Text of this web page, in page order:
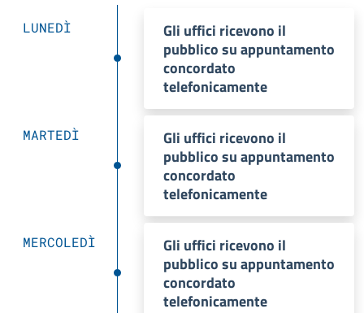
LUNEDÌ
Gli uffici ricevono il
pubblico su appuntamento
concordato
telefonicamente
MARTEDÌ
Gli uffici ricevono il
pubblico su appuntamento
concordato
telefonicamente
MERCOLEDÌ
Gli uffici ricevono il
pubblico su appuntamento
concordato
telefonicamente